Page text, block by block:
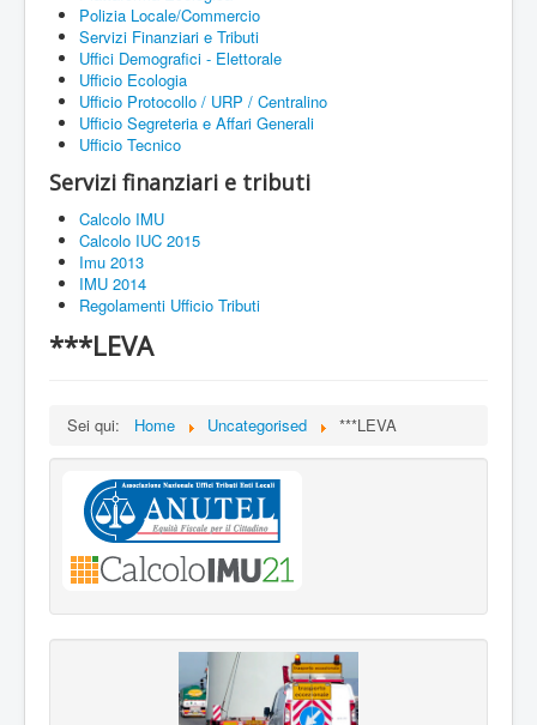
Polizia Locale/Commercio
Servizi Finanziari e Tributi
Uffici Demografici - Elettorale
Ufficio Ecologia
Ufficio Protocollo / URP / Centralino
Ufficio Segreteria e Affari Generali
Ufficio Tecnico
Servizi finanziari e tributi
Calcolo IMU
Calcolo IUC 2015
Imu 2013
IMU 2014
Regolamenti Ufficio Tributi
***LEVA
Sei qui: Home Uncategorised ***LEVA